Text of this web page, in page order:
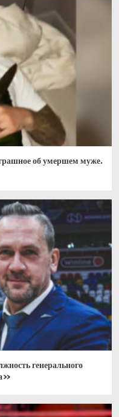
об умершем муже.
генерального